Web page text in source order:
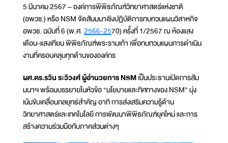
5 มีนาคม 2567 – องค์การพิพิธภัณฑ์วิทยาศาสตร์แห่งชาติ
(อพวช.) หรือ NSM จัดสัมมนาเชิงปฏิบัติการทบทวนแผนวิสาหกิจ
อพวช. ฉบับที่ 6 (พ.ศ.2566-2570) ครั้งที่ 1/2567 ณ ห้องแสง
เดือน-แสงเทียน พิพิธภัณฑ์พระรามเก้า เพื่อทบทวนแผนการดำเนิน
งานที่ครอบคลุมทุกด้านขององค์กร
ผศ.ดร.รวิน ระวิวงศ์ ผู้อำนวยการ NSMเป็นประธานเปิดการสัม
มนาฯ พร้อมบรรยายในหัวข้อ “นโยบายและทิศทางของ NSM” มุ่ง
เน้นขับเคลื่อนกลยุทธ์สำคัญ อาทิ การส่งเสริมความรู้ด้าน
วิทยาศาสตร์และเทคโนโลยี การพัฒนาพิพิธภัณฑ์ยุคใหม่ และการ
สร้างความร่วมมือกับภาคส่วนต่างๆ